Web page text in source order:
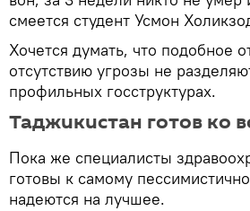
смеется студент Усмон
Хочется думать, что подобное
отсутствию угрозы не
профильных госструктурах.
Таджикистан готов ко
Пока же специалисты
готовы к самому
надеются на лучшее.